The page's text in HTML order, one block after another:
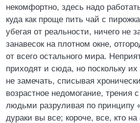
некомфортно, здесь надо
куда как проще пить чай с
убегая от реальности, ничего не
занавесок на плотном окне,
от всего остального мира.
приходят и сюда, но поскольку их
не замечать, списывая
возрастное недомогание, трения
людьми разруливая по принципу
дураки вы все; короче, все, кто